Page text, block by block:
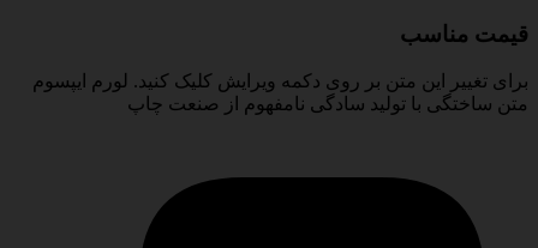
قیمت مناسب
برای تغییر این متن بر روی دکمه ویرایش کلیک کنید. لورم ایپسوم
متن ساختگی با تولید سادگی نامفهوم از صنعت چاپ